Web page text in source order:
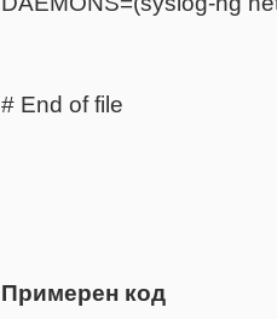
# End of file
Примерен код